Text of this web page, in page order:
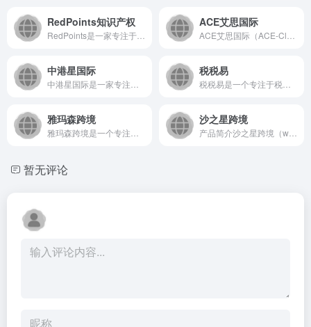
RedPoints知识产权 ACE艾思国际
中港星国际 税税易
雅玛森跨境 沙之星跨境
暂无评论